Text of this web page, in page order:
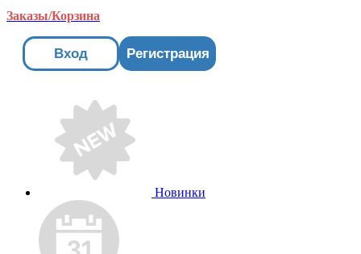
Заказы/Корзина
Вход Регистрация
Новинки